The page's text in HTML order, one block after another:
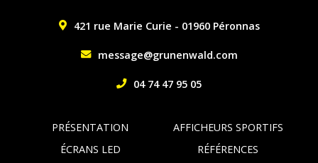
421 rue Marie Curie - 01960 Péronnas
message@grunenwald.com
04 74 47 95 05
PRÉSENTATION
AFFICHEURS SPORTIFS
ÉCRANS LED
RÉFÉRENCES